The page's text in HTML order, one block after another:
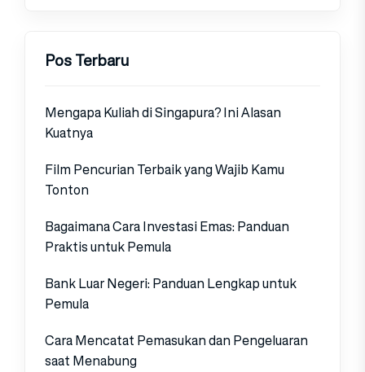
Pos Terbaru
Mengapa Kuliah di Singapura? Ini Alasan
Kuatnya
Film Pencurian Terbaik yang Wajib Kamu
Tonton
Bagaimana Cara Investasi Emas: Panduan
Praktis untuk Pemula
Bank Luar Negeri: Panduan Lengkap untuk
Pemula
Cara Mencatat Pemasukan dan Pengeluaran
saat Menabung